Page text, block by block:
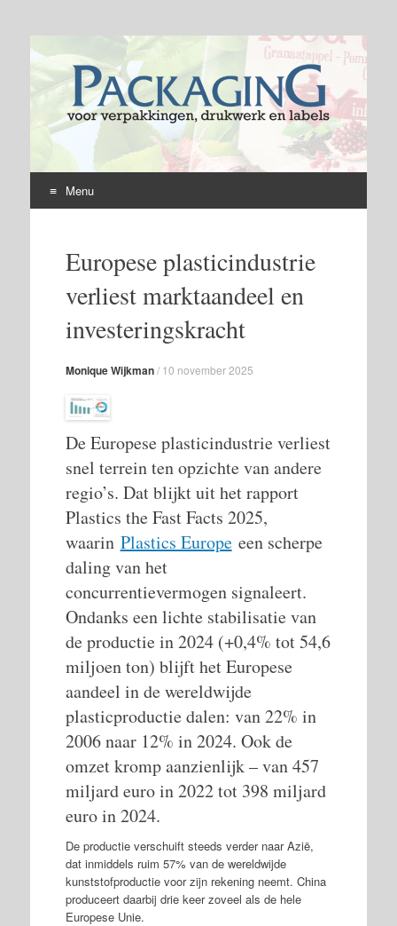
Menu
contentEuropese plasticindustrie
verliest marktaandeel en
investeringskracht
Monique Wijkman/ 10 november 2025
De Europese plasticindustrie verliest
snel terrein ten opzichte van andere
regio’s. Dat blijkt uit het rapport
Plastics the Fast Facts 2025,
waarin Plastics Europeeen scherpe
daling van het
concurrentievermogen signaleert.
Ondanks een lichte stabilisatie van
de productie in 2024 (+0,4% tot 54,6
miljoen ton) blijft het Europese
aandeel in de wereldwijde
plasticproductie dalen: van 22% in
2006 naar 12% in 2024. Ook de
omzet kromp aanzienlijk – van 457
miljard euro in 2022 tot 398 miljard
euro in 2024.
De productie verschuift steeds verder naar Azië,
dat inmiddels ruim 57% van de wereldwijde
kunststofproductie voor zijn rekening neemt. China
produceert daarbij drie keer zoveel als de hele
Europese Unie.